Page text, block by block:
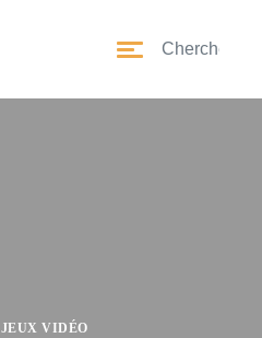
JEUX VIDÉO